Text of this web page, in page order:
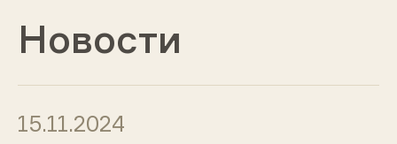
Новости
15.11.2024